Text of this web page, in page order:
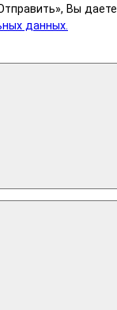
Вы даете
данных.